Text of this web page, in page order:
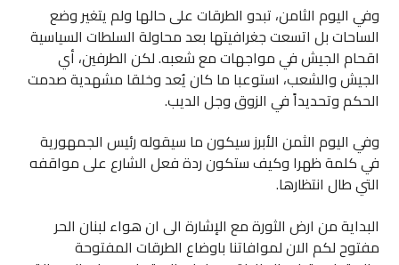
وفي اليوم الثامن، تبدو الطرقات على حالها ولم يتغير وضع
الساحات بل اتسعت جغرافيتها بعد محاولة السلطات السياسية
اقحام الجيش في مواجهات مع شعبه. لكن الطرفين، أي
الجيش والشعب، استوعبا ما كان يُعد وخلقا مشهدية صدمت
الحكم وتحديداً في الزوق وجل الديب.
وفي اليوم الثمن الأبرز سيكون ما سيقوله رئيس الجمهورية
في كلمة ظهرا وكيف ستكون ردة فعل الشارع على مواقفه
التي طال انتظارها.
البداية من ارض الثورة مع الإشارة الى ان هواء لبنان الحر
مفتوح لكم الان لموافاتنا باوضاع الطرقات المفتوحة